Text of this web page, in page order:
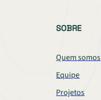
SOBRE
Quem somos
Equipe
Projetos